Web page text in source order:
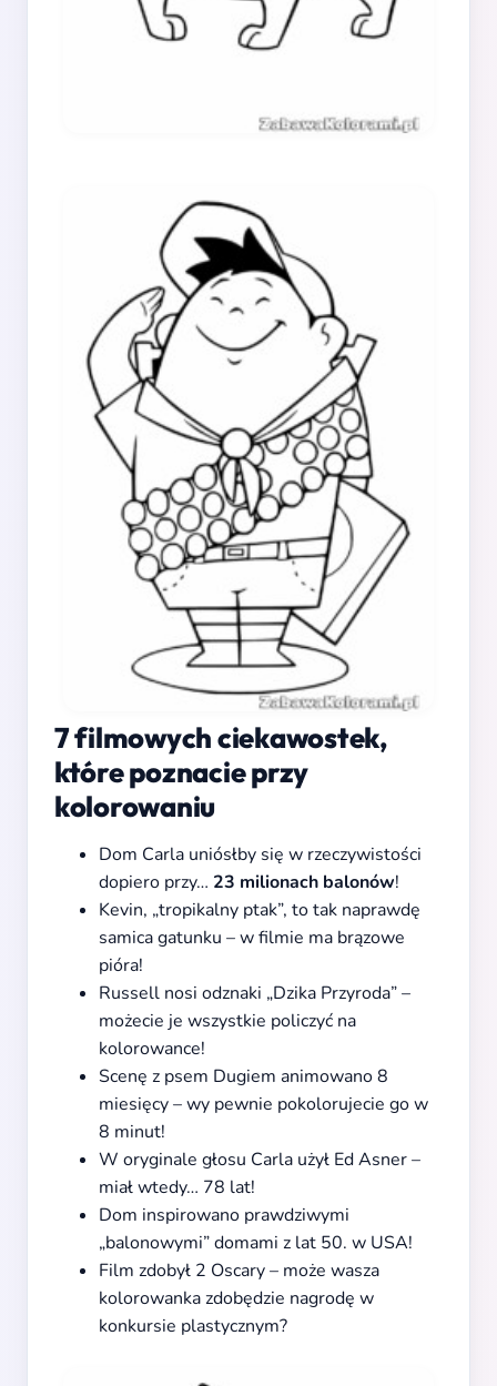
7 filmowych ciekawostek,
które poznacie przy
kolorowaniu
Dom Carla uniósłby się w rzeczywistości
dopiero przy… 23 milionach balonów!
Kevin, „tropikalny ptak”, to tak naprawdę
samica gatunku – w filmie ma brązowe
pióra!
Russell nosi odznaki „Dzika Przyroda” –
możecie je wszystkie policzyć na
kolorowance!
Scenę z psem Dugiem animowano 8
miesięcy – wy pewnie pokolorujecie go w
8 minut!
W oryginale głosu Carla użył Ed Asner –
miał wtedy… 78 lat!
Dom inspirowano prawdziwymi
„balonowymi” domami z lat 50. w USA!
Film zdobył 2 Oscary – może wasza
kolorowanka zdobędzie nagrodę w
konkursie plastycznym?